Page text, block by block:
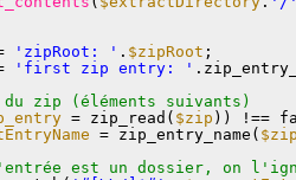
'zipRoot: ' . $zipRoot ;
'first zip entry: '
zip (éléments suivants)
= zip_read( $zip )) !==
= zip_entry_name(
est un dossier, on